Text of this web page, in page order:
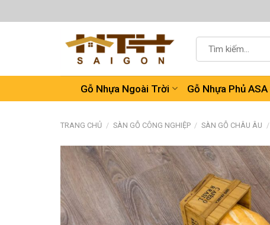
đến
kiếm:
Gỗ Nhựa Ngoài Trời Gỗ Nhựa Phủ ASA
TRANG CHỦ / SÀN GỖ CÔNG NGHIỆP / SÀN GỖ CHÂU ÂU /